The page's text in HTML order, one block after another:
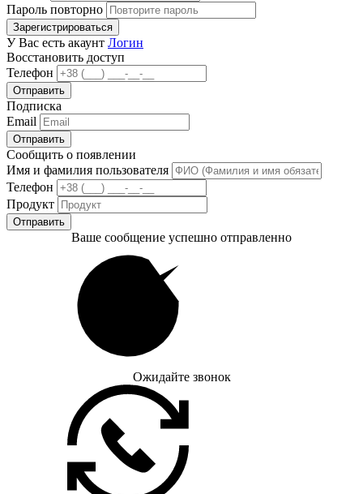
Пароль повторно
Зарегистрироваться
У Вас есть акаунт Логин
Восстановить доступ
Телефон
Отправить
Подписка
Email
Отправить
Сообщить о появлении
Имя и фамилия пользователя
Телефон
Продукт
Отправить
Ваше сообщение успешно отправленно
Ожидайте звонок